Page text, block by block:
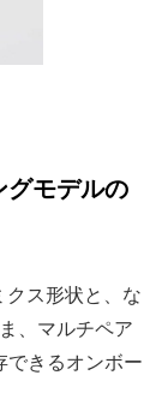
グモデルの
ス形状と、な
、マルチペア
できるオンボー